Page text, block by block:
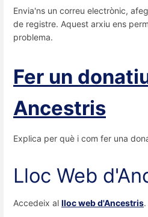
Envia'ns un correu electrònic,
de registre. Aquest arxiu ens
problema.
Fer un
Ancestris
Explica per què i com fer una
Lloc Web
Accedeix al lloc web d'Ancestris.